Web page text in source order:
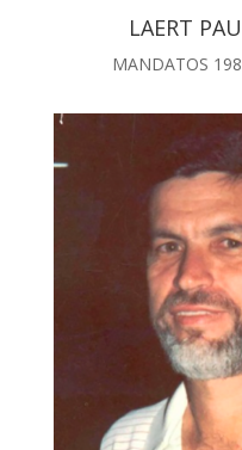
LAERT
MANDATOS